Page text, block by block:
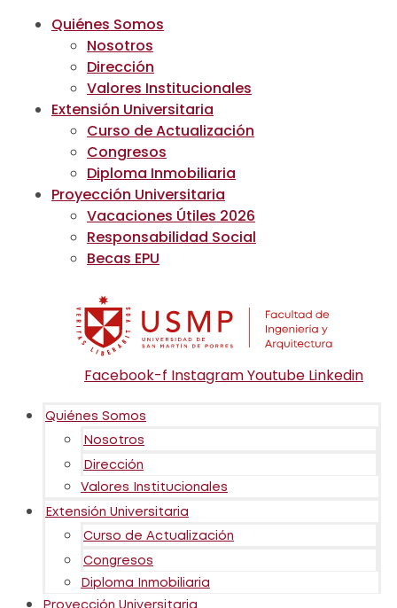
Quiénes Somos
Nosotros
Dirección
Valores Institucionales
Extensión Universitaria
Curso de Actualización
Congresos
Diploma Inmobiliaria
Proyección Universitaria
Vacaciones Útiles 2026
Responsabilidad Social
Becas EPU
Facebook-f InstagramYoutube Linkedin
Quiénes Somos
Nosotros
Dirección
Valores Institucionales
Extensión Universitaria
Curso de Actualización
Congresos
Diploma Inmobiliaria
Proyección Universitaria